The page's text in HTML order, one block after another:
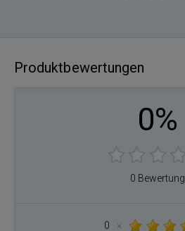
Produktbewertungen
0%
0 Bewertung
0
×